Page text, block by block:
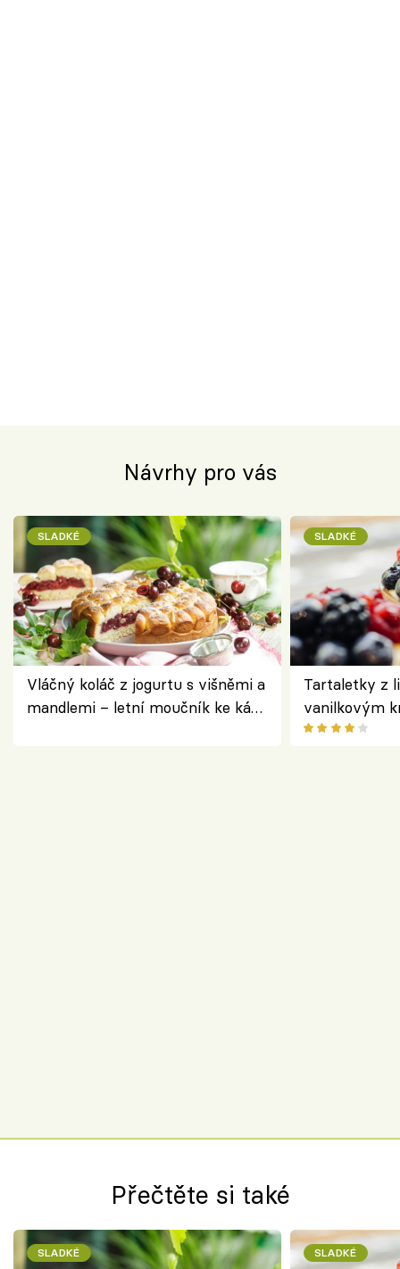
Návrhy pro vás
SLADKÉ
Vláčný koláč z jogurtu s višněmi a
mandlemi – letní moučník ke kávě
SLADKÉ
Tartaletky z
vanilkovým
ovocem
Přečtěte si také
SLADKÉ SLADKÉ